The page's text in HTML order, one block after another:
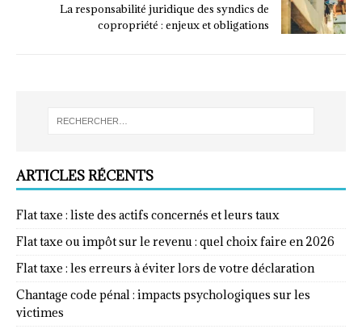
La responsabilité juridique des syndics de
copropriété : enjeux et obligations
ARTICLES RÉCENTS
Flat taxe : liste des actifs concernés et leurs taux
Flat taxe ou impôt sur le revenu : quel choix faire en 2026
Flat taxe : les erreurs à éviter lors de votre déclaration
Chantage code pénal : impacts psychologiques sur les
victimes